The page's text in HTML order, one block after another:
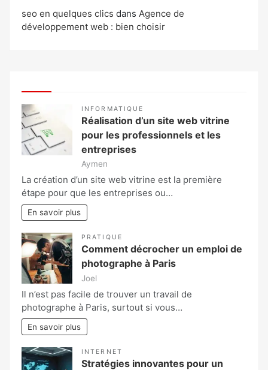
seo en quelques clics dans Agence de
développement web : bien choisir
INFORMATIQUE
Réalisation d’un site web vitrine
pour les professionnels et les
entreprises
Aymen
La création d’un site web vitrine est la première
étape pour que les entreprises ou…
En savoir plus
PRATIQUE
Comment décrocher un emploi de
photographe à Paris
Joel
Il n’est pas facile de trouver un travail de
photographe à Paris, surtout si vous…
En savoir plus
INTERNET
Stratégies innovantes pour un